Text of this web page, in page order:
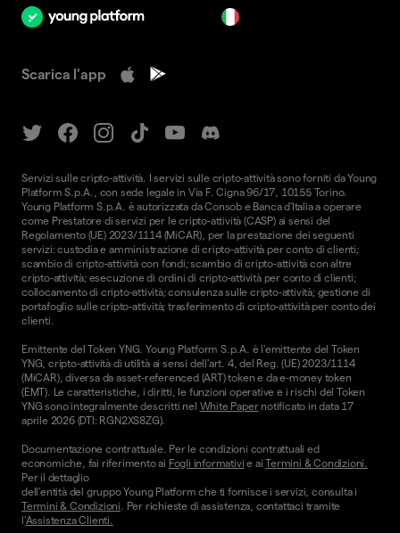
Scarica l'app
Servizi sulle cripto-attività. I servizi sulle cripto-attività sono forniti da Young
Platform S.p.A., con sede legale in Via F. Cigna 96/17, 10155 Torino.
Young Platform S.p.A. è autorizzata da Consob e Banca d'Italia a operare
come Prestatore di servizi per le cripto-attività (CASP) ai sensi del
Regolamento (UE) 2023/1114 (MiCAR), per la prestazione dei seguenti
servizi: custodia e amministrazione di cripto-attività per conto di clienti;
scambio di cripto-attività con fondi; scambio di cripto-attività con altre
cripto-attività; esecuzione di ordini di cripto-attività per conto di clienti;
collocamento di cripto-attività; consulenza sulle cripto-attività; gestione di
portafoglio sulle cripto-attività; trasferimento di cripto-attività per conto dei
clienti.
Emittente del Token YNG. Young Platform S.p.A. è l'emittente del Token
YNG, cripto-attività di utilità ai sensi dell'art. 4, del Reg. (UE) 2023/1114
(MiCAR), diversa da asset-referenced (ART) token e da e-money token
(EMT). Le caratteristiche, i diritti, le funzioni operative e i rischi del Token
YNG sono integralmente descritti nel White Papernotificato in data 17
aprile 2026 (DTI: RGN2XS8ZG).
Documentazione contrattuale. Per le condizioni contrattuali ed
economiche, fai riferimento ai Fogli informativi e aiTermini & Condizioni.
Per il dettaglio
dell'entità del gruppo Young Platform che ti fornisce i servizi, consulta i
Termini & Condizioni. Per richieste di assistenza, contattaci tramite
l'Assistenza Clienti.